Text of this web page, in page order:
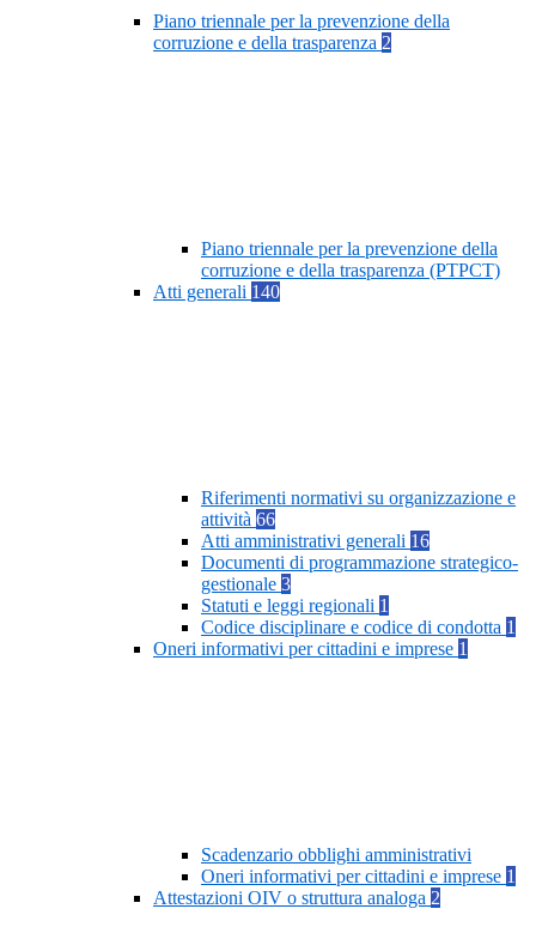
Piano triennale per la prevenzione della
corruzione e della trasparenza 2
Piano triennale per la prevenzione della
corruzione e della trasparenza (PTPCT)
Atti generali 140
Riferimenti normativi su organizzazione e
attività 66
Atti amministrativi generali 16
Documenti di programmazione strategico-
gestionale 3
Statuti e leggi regionali 1
Codice disciplinare e codice di condotta 1
Oneri informativi per cittadini e imprese 1
Scadenzario obblighi amministrativi
Oneri informativi per cittadini e imprese 1
Attestazioni OIV o struttura analoga 2